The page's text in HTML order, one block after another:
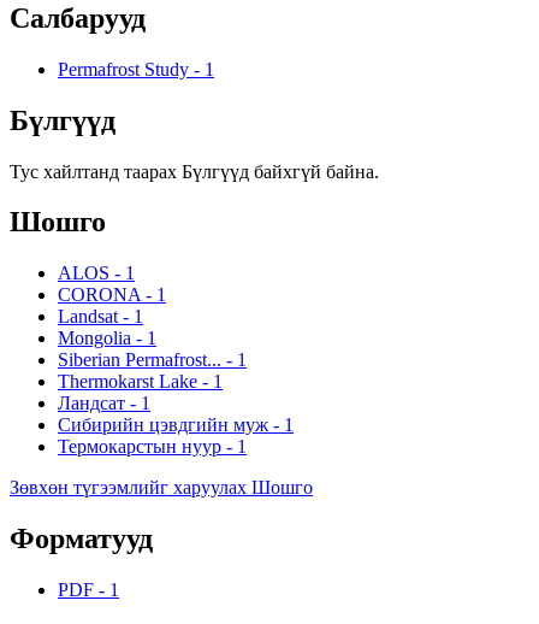
Салбарууд
Permafrost Study - 1
Бүлгүүд
Тус хайлтанд таарах Бүлгүүд байхгүй байна.
Шошго
ALOS - 1
CORONA - 1
Landsat - 1
Mongolia - 1
Siberian Permafrost... - 1
Thermokarst Lake - 1
Ландсат - 1
Сибирийн цэвдгийн муж - 1
Термокарстын нуур - 1
Зөвхөн түгээмлийг харуулах Шошго
Форматууд
PDF - 1